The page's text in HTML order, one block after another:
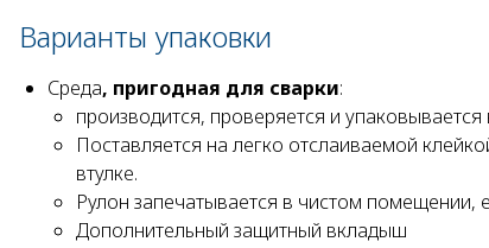
Варианты упаковки
Среда, пригодная для сварки:
производится, проверяется и
Поставляется на легко отслаиваемой
втулке.
Рулон запечатывается в чистом помещении,
Дополнительный защитный вкладыш